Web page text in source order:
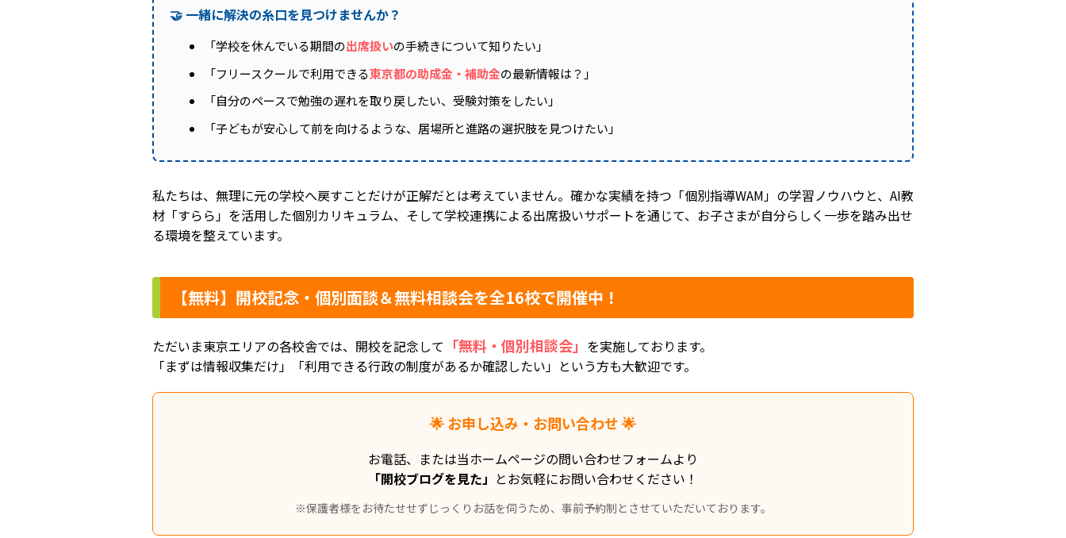
🤝 一緒に解決の糸口を見つけませんか？
「学校を休んでいる期間の出席扱いの手続きについて知りたい」
「フリースクールで利用できる東京都の助成金・補助金の最新情報は？」
「自分のペースで勉強の遅れを取り戻したい、受験対策をしたい」
「子どもが安心して前を向けるような、居場所と進路の選択肢を見つけたい」
私たちは、無理に元の学校へ戻すことだけが正解だとは考えていません。確かな実績を持つ「個別指導WAM」の学習ノウハウと、AI教
材「すらら」を活用した個別カリキュラム、そして学校連携による出席扱いサポートを通じて、お子さまが自分らしく一歩を踏み出せ
る環境を整えています。
【無料】開校記念・個別面談＆無料相談会を全16校で開催中！
ただいま東京エリアの各校舎では、開校を記念して 「無料・個別相談会」 を実施しております。
「まずは情報収集だけ」「利用できる行政の制度があるか確認したい」という方も大歓迎です。
🌟 お申し込み・お問い合わせ 🌟
お電話、または当ホームページの問い合わせフォームより
「開校ブログを見た」 とお気軽にお問い合わせください！
※保護者様をお待たせせずじっくりお話を伺うため、事前予約制とさせていただいております。